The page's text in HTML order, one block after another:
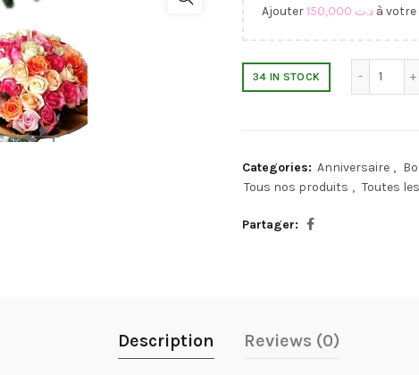
Ajouter د.ت à
34 IN STOCK
Categories: Anniversaire ,
Tous nos produits , Toutes
Partager
Description Reviews (0)